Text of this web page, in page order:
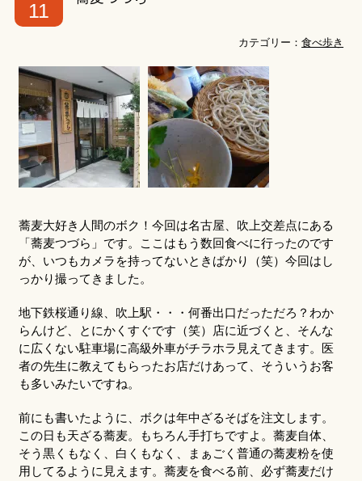
11
カテゴリー：食べ歩き
蕎麦大好き人間のボク！今回は名古屋、吹上交差点にある
「蕎麦つづら」です。ここはもう数回食べに行ったのです
が、いつもカメラを持ってないときばかり（笑）今回はし
っかり撮ってきました。
地下鉄桜通り線、吹上駅・・・何番出口だっただろ？わか
らんけど、とにかくすぐです（笑）店に近づくと、そんな
に広くない駐車場に高級外車がチラホラ見えてきます。医
者の先生に教えてもらったお店だけあって、そういうお客
も多いみたいですね。
前にも書いたように、ボクは年中ざるそばを注文します。
この日も天ざる蕎麦。もちろん手打ちですよ。蕎麦自体、
そう黒くもなく、白くもなく、まぁごく普通の蕎麦粉を使
用してるように見えます。蕎麦を食べる前、必ず蕎麦だけ